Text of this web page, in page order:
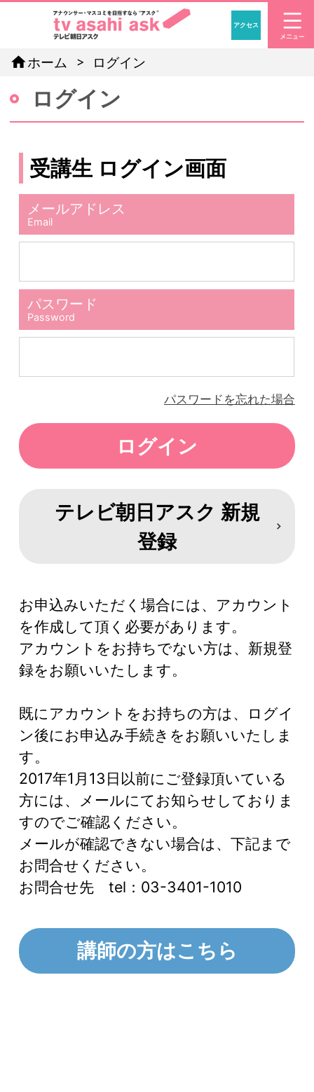
「アナウ
アクセス
homeホーム ログイン
ログイン
受講生 ログイン画面
メールアドレス
Email
パスワード
Password
パスワードを忘れた場合
テレビ朝日アスク 新規
登録
お申込みいただく場合には、アカウント
を作成して頂く必要があります。
アカウントをお持ちでない方は、新規登
録をお願いいたします。
既にアカウントをお持ちの方は、ログイ
ン後にお申込み手続きをお願いいたしま
す。
2017年1月13日以前にご登録頂いている
方には、メールにてお知らせしておりま
すのでご確認ください。
メールが確認できない場合は、下記まで
お問合せください。
お問合せ先 tel：03-3401-1010
講師の方はこちら